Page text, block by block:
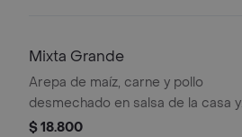
Mixta Grande
Arepa de maíz, carne y pollo
desmechado en salsa de la casa y
queso mozzarella gratinado.
$ 18.800